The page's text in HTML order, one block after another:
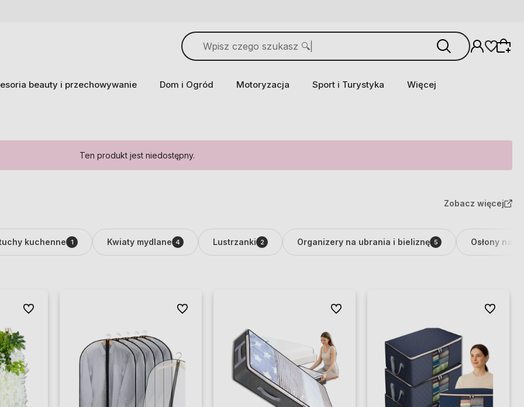
beauty i przechowywanie Dom i Ogród Motoryzacja Sport i Turystyka Więcej
Ten produkt jest niedostępny.
Zobacz więcej
kuchenne 1 Kwiaty mydlane 4 Lustrzanki 2 Organizery na ubrania i bieliznę 5 Osłony na
Do ulubionych Do ulubionych Do ulubionych Do